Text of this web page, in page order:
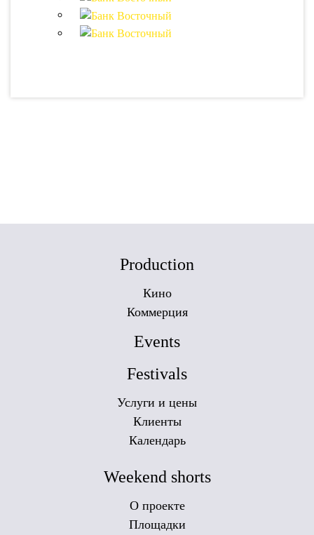
Production
Кино
Коммерция
Events
Festivals
Услуги и цены
Клиенты
Календарь
Weekend shorts
О проекте
Площадки